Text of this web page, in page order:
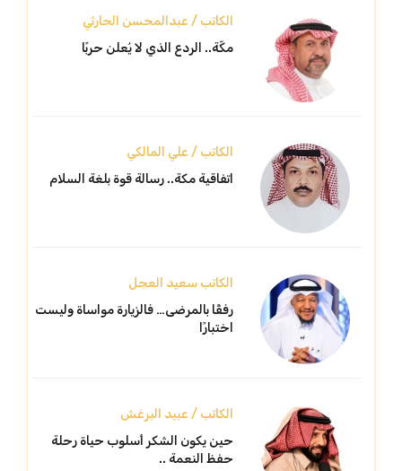
الكاتب / عبدالمحسن الحارثي
مكّة.. الردع الذي لا يُعلن حربًا
الكاتب / علي المالكي
اتفاقية مكة.. رسالة قوة بلغة السلام
الكاتب سعيد العجل
رفقًا بالمرضى… فالزيارة مواساة وليست
اختبارًا
الكاتب / عبيد البرغش
حين يكون الشكر أسلوب حياة رحلة
حفظ النعمة ..